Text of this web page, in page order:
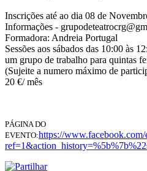
Inscrições até ao dia 08 de
Informações -
Formadora: Andreia Portugal
Sessões aos sábados das 10:00 às
um grupo de trabalho para quintas
(Sujeite a numero máximo de
20 €/ mês
PÁGINA DO
EVENTO:https://